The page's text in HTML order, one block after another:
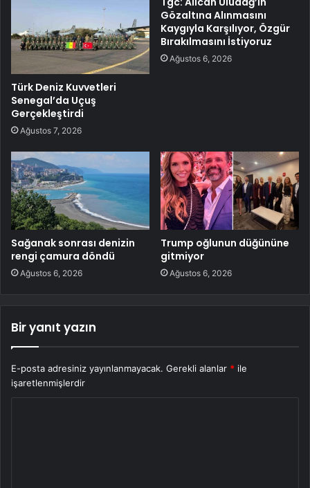
Türk Deniz Kuvvetleri
Senegal’da Uçuş
Gerçekleştirdi
Ağustos 7, 2026
Gözaltına Alınmasını
Kaygıyla Karşılıyor, Özgür
Bırakılmasını İstiyoruz
Ağustos 6, 2026
Sağanak sonrası denizin
rengi çamura döndü
Ağustos 6, 2026
Trump oğlunun düğününe
gitmiyor
Ağustos 6, 2026
Bir yanıt yazın
E-posta adresiniz yayınlanmayacak. Gerekli alanlar * ile
işaretlenmişlerdir